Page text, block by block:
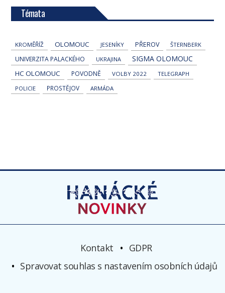
Témata
KROMĚŘÍŽ OLOMOUC JESENÍKY PŘEROV ŠTERNBERK
UNIVERZITA PALACKÉHO UKRAJINA SIGMA OLOMOUC
HC OLOMOUC POVODNĚ VOLBY 2022
TELEGRAPH
POLICIE
PROSTĚJOV ARMÁDA
Kontakt
GDPR
Spravovat souhlas s nastavením osobních údajů